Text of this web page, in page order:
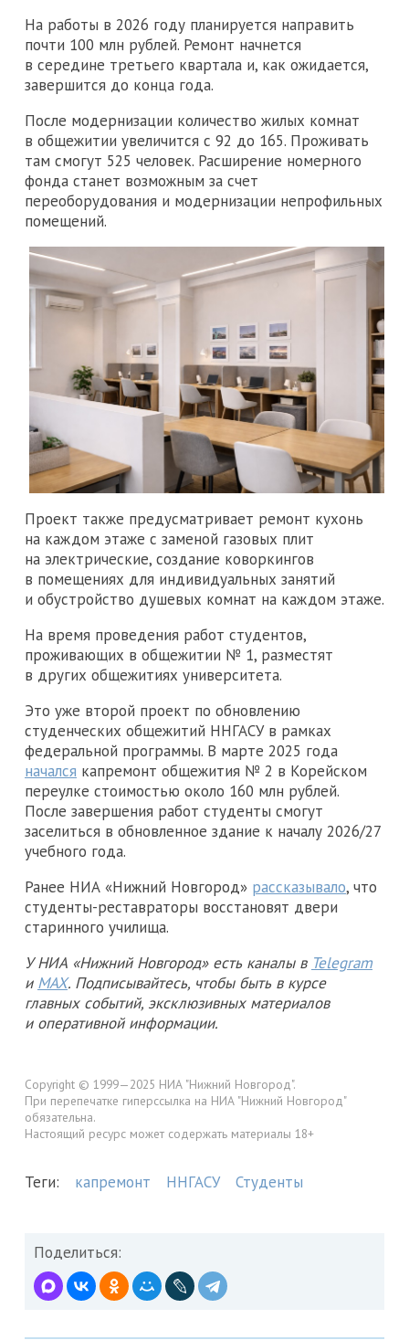
На работы в 2026 году планируется направить
почти 100 млн рублей. Ремонт начнется
в середине третьего квартала и, как ожидается,
завершится до конца года.
После модернизации количество жилых комнат
в общежитии увеличится с 92 до 165. Проживать
там смогут 525 человек. Расширение номерного
фонда станет возможным за счет
переоборудования и модернизации непрофильных
помещений.
Проект также предусматривает ремонт кухонь
на каждом этаже с заменой газовых плит
на электрические, создание коворкингов
в помещениях для индивидуальных занятий
и обустройство душевых комнат на каждом этаже.
На время проведения работ студентов,
проживающих в общежитии № 1, разместят
в других общежитиях университета.
Это уже второй проект по обновлению
студенческих общежитий ННГАСУ в рамках
федеральной программы. В марте 2025 года
начался капремонт общежития № 2 в Корейском
переулке стоимостью около 160 млн рублей.
После завершения работ студенты смогут
заселиться в обновленное здание к началу 2026/27
учебного года.
Ранее НИА «Нижний Новгород» рассказывало, что
студенты-реставраторы восстановят двери
старинного училища.
У НИА «Нижний Новгород» есть каналы в Telegram
и MAX. Подписывайтесь, чтобы быть в курсе
главных событий, эксклюзивных материалов
и оперативной информации.
Copyright © 1999—2025 НИА "Нижний Новгород".
При перепечатке гиперссылка на НИА "Нижний Новгород"
обязательна.
Настоящий ресурс может содержать материалы 18+
Теги: капремонт ННГАСУ Студенты
Поделиться: